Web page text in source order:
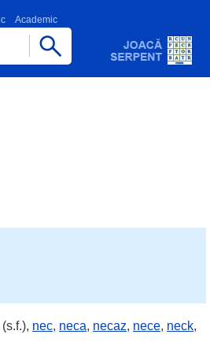
Academic
(s.f.), nec, neca, necaz, nece, neck,